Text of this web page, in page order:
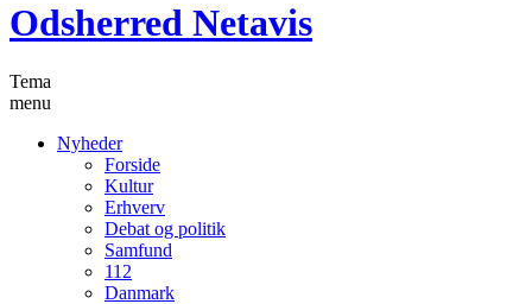
Odsherred Netavis
Tema
menu
Nyheder
Forside
Kultur
Erhverv
Debat og politik
Samfund
112
Danmark